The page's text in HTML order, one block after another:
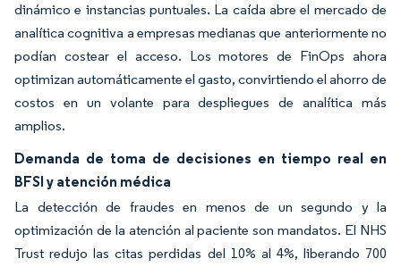
dinámico e instancias puntuales. La caída abre el mercado de
analítica cognitiva a empresas medianas que anteriormente no
podían costear el acceso. Los motores de FinOps ahora
optimizan automáticamente el gasto, convirtiendo el ahorro de
costos en un volante para despliegues de analítica más
amplios.
Demanda de toma de decisiones en tiempo real en
BFSI y atención médica
La detección de fraudes en menos de un segundo y la
optimización de la atención al paciente son mandatos. El NHS
Trust redujo las citas perdidas del 10% al 4%, liberando 700